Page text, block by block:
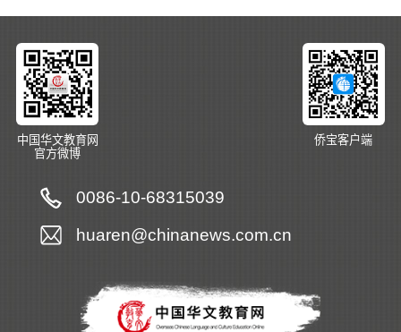
中国华文教育网
官方微博
侨宝客户端
0086-10-68315039
huaren@chinanews.com.cn